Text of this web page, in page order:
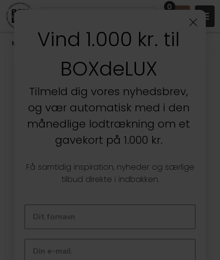
0
Mærker Aykasa Foldekasser
Vind 1.000 kr. til
BOXdeLUX
Tilmeld dig vores nyhedsbrev,
og vær automatisk med i den
månedlige lodtrækning om et
gavekort på 1.000 kr.
Få samtidig inspiration, nyheder og særlige
tilbud direkte i indbakken.